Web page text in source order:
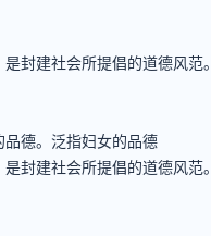
封建社会所提倡的道德风范。
德。泛指妇女的品德
封建社会所提倡的道德风范。